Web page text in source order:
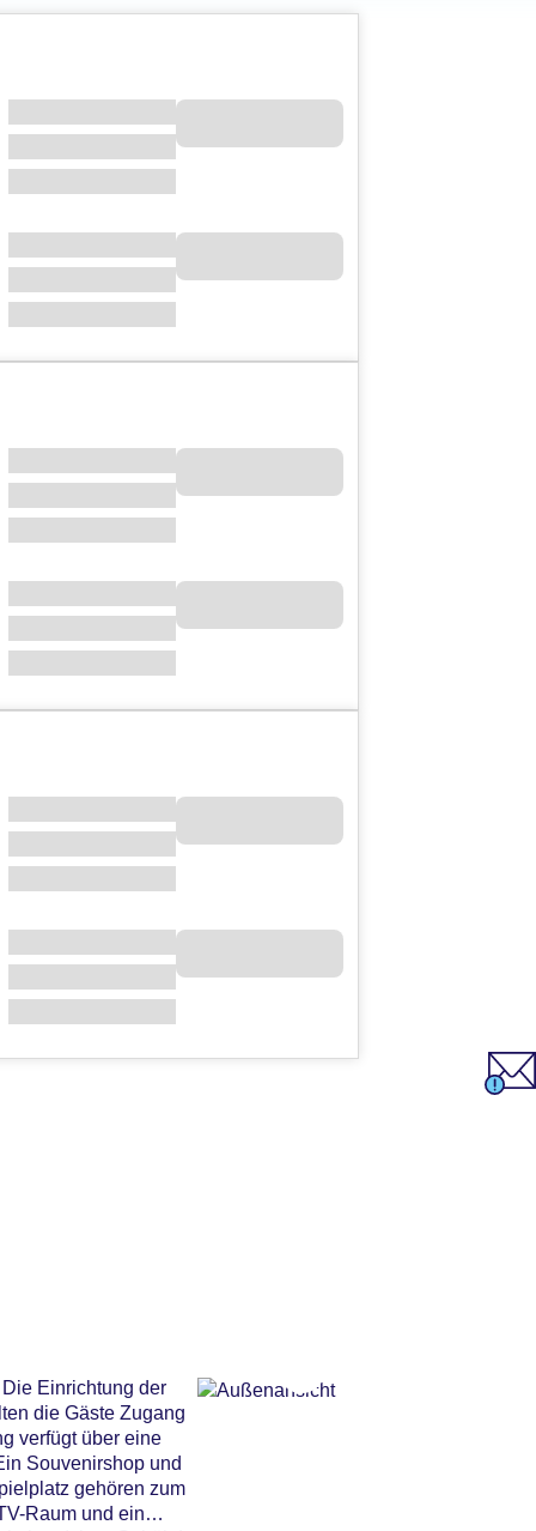
Einrichtung der
die Gäste Zugang
verfügt über eine
Souvenirshop und
gehören zum
Raum und ein